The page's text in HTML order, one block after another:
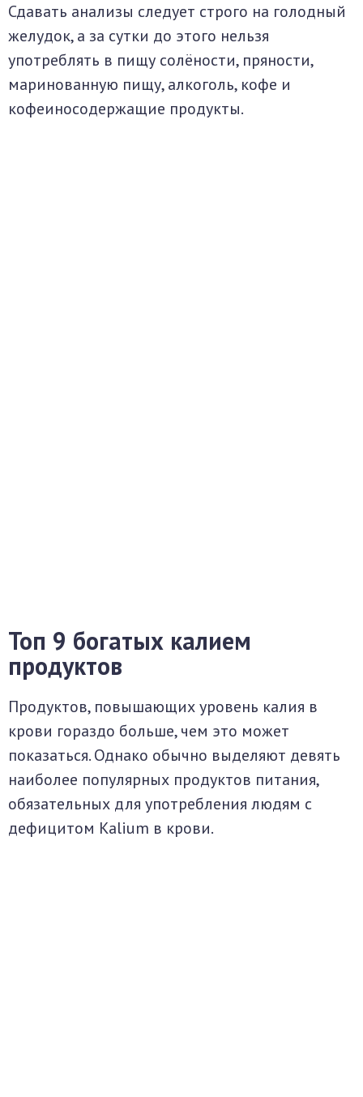
Сдавать анализы следует строго на голодный
желудок, а за сутки до этого нельзя
употреблять в пищу солёности, пряности,
маринованную пищу, алкоголь, кофе и
кофеиносодержащие продукты.
Топ 9 богатых калием
продуктов
Продуктов, повышающих уровень калия в
крови гораздо больше, чем это может
показаться. Однако обычно выделяют девять
наиболее популярных продуктов питания,
обязательных для употребления людям с
дефицитом Kalium в крови.